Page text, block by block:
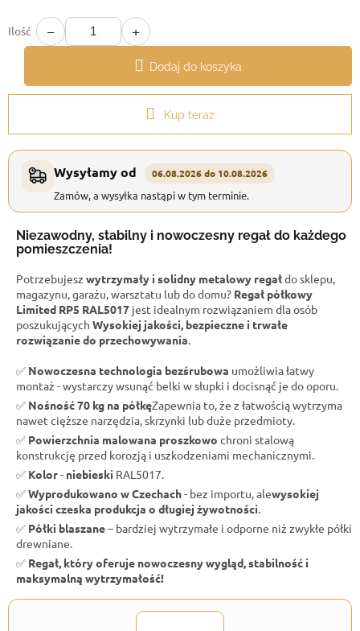
Ilość − +
Dodaj do koszyka
Kup teraz
Wysyłamy od 06.08.2026 do 10.08.2026
Zamów, a wysyłka nastąpi w tym terminie.
Niezawodny, stabilny i nowoczesny regał do każdego
pomieszczenia!
Potrzebujesz wytrzymały i solidny metalowy regałdo sklepu,
magazynu, garażu, warsztatu lub do domu? Regał półkowy
Limited RP5 RAL5017 jest idealnym rozwiązaniem dla osób
poszukujących Wysokiej jakości, bezpieczne i trwałe
rozwiązanie do przechowywania
✅ Nowoczesna technologia bezśrubowa umożliwia łatwy
montaż - wystarczy wsunąć belki w słupki i docisnąć je do oporu.
✅ Nośność 70 kg na półkęZapewnia to, że z łatwością wytrzyma
nawet cięższe narzędzia, skrzynki lub duże przedmioty.
✅ Powierzchnia malowana proszkowo chroni stalową
konstrukcję przed korozją i uszkodzeniami mechanicznymi.
✅ Kolor- niebieski RAL5017.
✅Wyprodukowano w Czechach- bez importu, alewysokiej
jakości czeska produkcja o długiej żywotności
✅ Półki blaszane– bardziej wytrzymałe i odporne niż zwykłe półki
drewniane.
✅ Regał, który oferuje nowoczesny wygląd, stabilność i
maksymalną wytrzymałość!